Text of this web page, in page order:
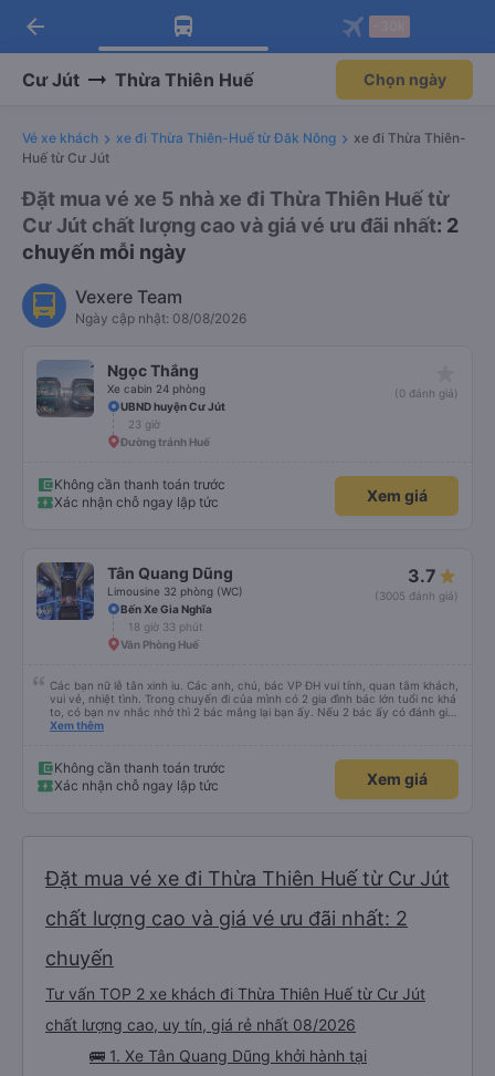
Tải app Vexere ngay!
Nhận ưu đãi thành viên độc
Mở app
Tải app Vexere
-30k/ghế khi đặt vé máy bay qua
Mở app
arrow_back
Cư Jút Thừa Thiên Huế Chọn ngày
Vé xe khách xe đi Thừa Thiên-Huế từ Đăk Nông
xe đi Thừa Thiên-
Huế từ Cư Jút
Đặt mua vé xe 5 nhà xe đi Thừa Thiên Huế từ
Cư Jút chất lượng cao và giá vé ưu đãi nhất: 2
chuyến mỗi ngày
Vexere Team
Ngày cập nhật: 08/08/2026
Ngọc Thắng
Xe cabin 24 phòng
(0 đánh giá)
UBND huyện Cư Jút
23 giờ
Đường tránh Huế
Không cần thanh toán trước
Xác nhận chỗ ngay lập tức
Xem giá
Tân Quang Dũng
Limousine 32 phòng (WC)
3.7
(3005 đánh giá)
Bến Xe Gia Nghĩa
18 giờ 33 phút
Văn Phòng Huế
Các bạn nữ lễ tân xinh iu. Các anh, chú, bác VP ĐH vui tính, quan tâm khách,
vui vẻ, nhiệt tình. Trong chuyến đi của mình có 2 gia đình bác lớn tuổi nc khá
to, có bạn nv nhắc nhở thì 2 bác mắng lại bạn ấy. Nếu 2 bác ấy có đánh giá
xấu thì mình ngược lại nha. Bạn ấy nhắc nhở rất đúng. 2 bác nói rất to. To
bạn ấy nha. Nếu bạn ấy bị trừ thì bảo bạn ấy liên hệ sđt của mình, mình hỗ
trợ ạ. Số mình đuôi 666, chuyến ĐH-NT ngày 16/1. À các bạn nữ lễ tân xinh
iu còn đổi cho mình phòng đơn sang đôi xong còn note là (một mình) yêu
Xem thêm
Không cần thanh toán trước
Xác nhận chỗ ngay lập tức
Xem giá
Đặt mua vé xe đi Thừa Thiên Huế từ Cư Jút
chất lượng cao và giá vé ưu đãi nhất: 2
chuyến
Tư vấn TOP 2 xe khách đi Thừa Thiên Huế từ Cư Jút
chất lượng cao, uy tín, giá rẻ nhất 08/2026
🚌 1. Xe Tân Quang Dũng khởi hành tại